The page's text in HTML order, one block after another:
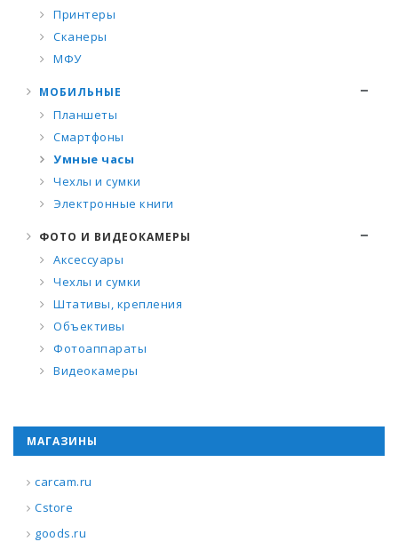
Принтеры
Сканеры
МФУ
МОБИЛЬНЫЕ
Планшеты
Смартфоны
Умные часы
Чехлы и сумки
Электронные книги
ФОТО И ВИДЕОКАМЕРЫ
Аксессуары
Чехлы и сумки
Штативы, крепления
Объективы
Фотоаппараты
Видеокамеры
МАГАЗИНЫ
carcam.ru
Cstore
goods.ru